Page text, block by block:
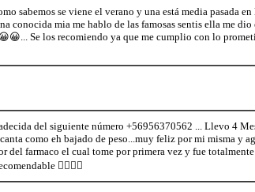
sabemos se viene el verano y una está media pasada
conocida mia me hablo de las famosas sentis ella me
Se los recomiendo ya que me cumplio con lo
del siguiente número +56956370562 ... Llevo 4
como eh bajado de peso...muy feliz por mi misma y
del farmaco el cual tome por primera vez y fue
👍🏻💃🏻